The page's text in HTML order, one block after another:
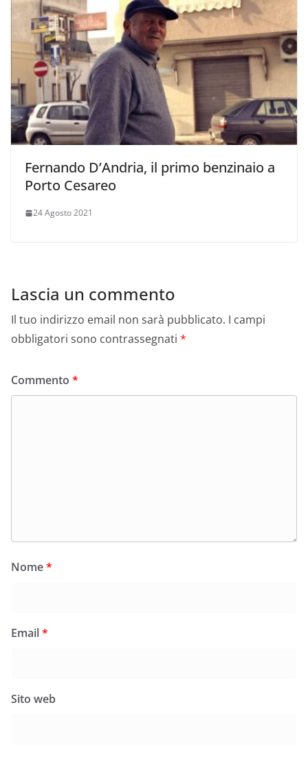
Fernando D’Andria, il primo benzinaio a
Porto Cesareo
24 Agosto 2021
Lascia un commento
Il tuo indirizzo email non sarà pubblicato. I campi
obbligatori sono contrassegnati *
Commento *
Nome*
Email*
Sito web